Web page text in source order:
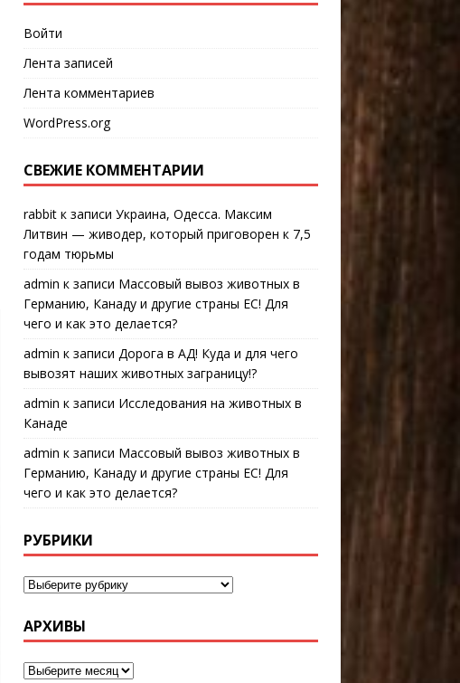
Войти
Лента записей
Лента комментариев
WordPress.org
СВЕЖИЕ КОММЕНТАРИИ
rabbitк записи Украина, Одесса. Максим
Литвин — живодер, который приговорен к 7,5
годам тюрьмы
admin к записи Массовый вывоз животных в
Германию, Канаду и другие страны ЕС! Для
чего и как это делается?
admin к записи Дорога в АД! Куда и для чего
вывозят наших животных заграницу!?
admin к записи Исследования на животных в
Канаде
admin к записи Массовый вывоз животных в
Германию, Канаду и другие страны ЕС! Для
чего и как это делается?
РУБРИКИ
АРХИВЫ